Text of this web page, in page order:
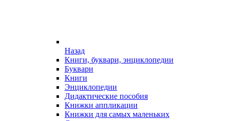
Назад
Книги, буквари, энциклопедии
Буквари
Книги
Энциклопедии
Дидактические пособия
Книжки аппликации
Книжки для самых маленьких